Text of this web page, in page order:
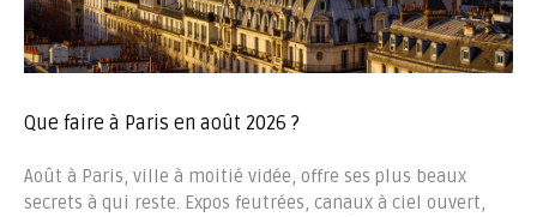
Que faire à Paris en août 2026 ?
Août à Paris, ville à moitié vidée, offre ses plus beaux
secrets à qui reste. Expos feutrées, canaux à ciel ouvert,